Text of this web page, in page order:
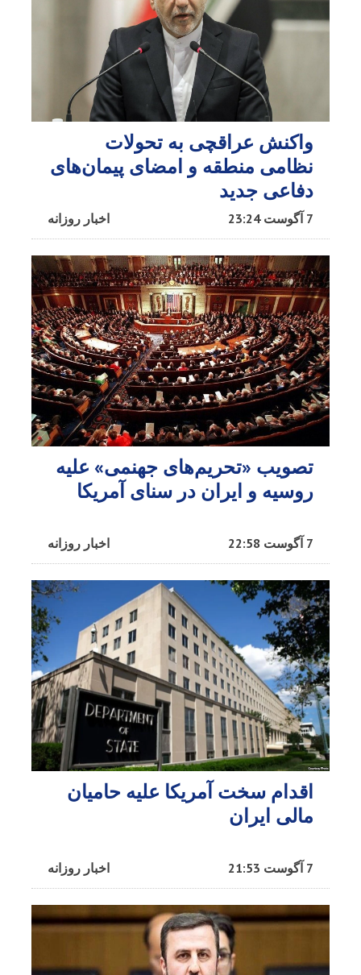
واکنش عراقچی به تحولات
نظامی منطقه و امضای پیمان‌های
دفاعی جدید
اخبار روزانه 7 آگوست 23:24
تصویب «تحریم‌های جهنمی» علیه
روسیه و ایران در سنای آمریکا
اخبار روزانه 7 آگوست 22:58
اقدام سخت آمریکا علیه حامیان
مالی ایران
اخبار روزانه 7 آگوست 21:53